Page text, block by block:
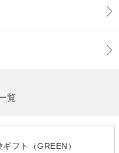
覧
フト（GREEN）